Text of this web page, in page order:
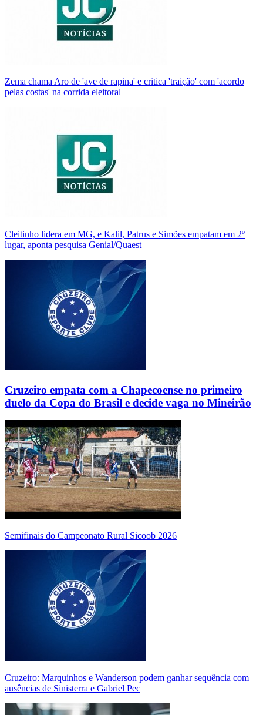
Zema chama Aro de 'ave de rapina' e critica 'traição' com 'acordo
pelas costas' na corrida eleitoral
Cleitinho lidera em MG, e Kalil, Patrus e Simões empatam em 2º
lugar, aponta pesquisa Genial/Quaest
Cruzeiro empata com a Chapecoense no primeiro
duelo da Copa do Brasil e decide vaga no Mineirão
Semifinais do Campeonato Rural Sicoob 2026
Cruzeiro: Marquinhos e Wanderson podem ganhar sequência com
ausências de Sinisterra e Gabriel Pec